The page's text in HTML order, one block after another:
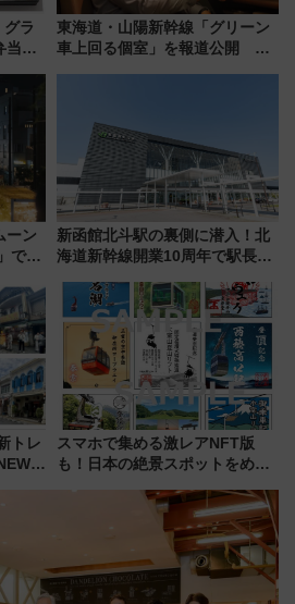
ラ
当
東海道・山陽新幹線「グリーン
車上回る個室」を報道公開 プ
ーン
でイ
新函館北斗駅の裏側に潜入！北
海道新幹線開業10周年で駅長
ト 参加方法や体験内容を紹介
トレ
の
スマホで集める激レアNFT版
も！日本の絶景スポットをめぐ
ん)」企画がスタート